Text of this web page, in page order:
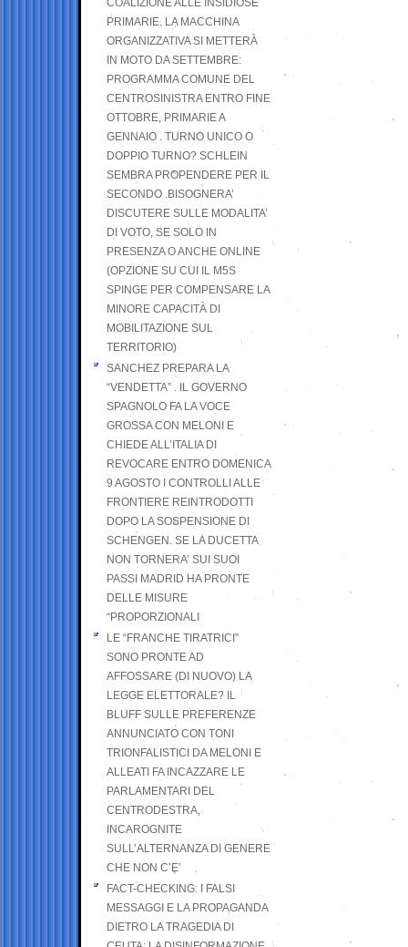
COALIZIONE ALLE INSIDIOSE
PRIMARIE. LA MACCHINA
ORGANIZZATIVA SI METTERÀ
IN MOTO DA SETTEMBRE:
PROGRAMMA COMUNE DEL
CENTROSINISTRA ENTRO FINE
OTTOBRE, PRIMARIE A
GENNAIO . TURNO UNICO O
DOPPIO TURNO? SCHLEIN
SEMBRA PROPENDERE PER IL
SECONDO .BISOGNERA’
DISCUTERE SULLE MODALITA’
DI VOTO, SE SOLO IN
PRESENZA O ANCHE ONLINE
(OPZIONE SU CUI IL M5S
SPINGE PER COMPENSARE LA
MINORE CAPACITÀ DI
MOBILITAZIONE SUL
TERRITORIO)
SANCHEZ PREPARA LA
“VENDETTA” . IL GOVERNO
SPAGNOLO FA LA VOCE
GROSSA CON MELONI E
CHIEDE ALL’ITALIA DI
REVOCARE ENTRO DOMENICA
9 AGOSTO I CONTROLLI ALLE
FRONTIERE REINTRODOTTI
DOPO LA SOSPENSIONE DI
SCHENGEN. SE LA DUCETTA
NON TORNERA’ SUI SUOI
PASSI MADRID HA PRONTE
DELLE MISURE
“PROPORZIONALI
LE “FRANCHE TIRATRICI”
SONO PRONTE AD
AFFOSSARE (DI NUOVO) LA
LEGGE ELETTORALE? IL
BLUFF SULLE PREFERENZE
ANNUNCIATO CON TONI
TRIONFALISTICI DA MELONI E
ALLEATI FA INCAZZARE LE
PARLAMENTARI DEL
CENTRODESTRA,
INCAROGNITE
SULL’ALTERNANZA DI GENERE
CHE NON C’E’
FACT-CHECKING: I FALSI
MESSAGGI E LA PROPAGANDA
DIETRO LA TRAGEDIA DI